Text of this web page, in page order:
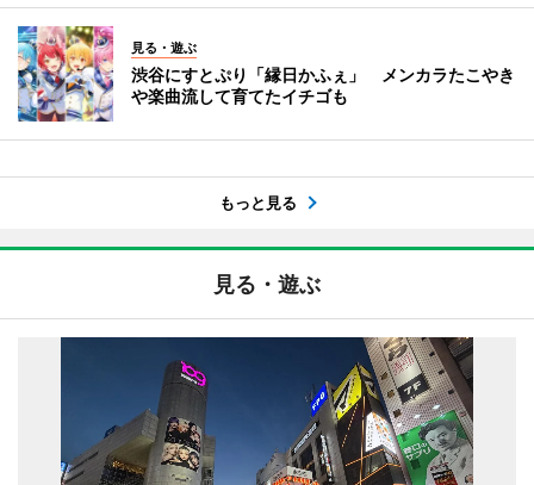
見る・遊ぶ
渋谷にすとぷり「縁日かふぇ」 メンカラたこやき
や楽曲流して育てたイチゴも
もっと見る
見る・遊ぶ